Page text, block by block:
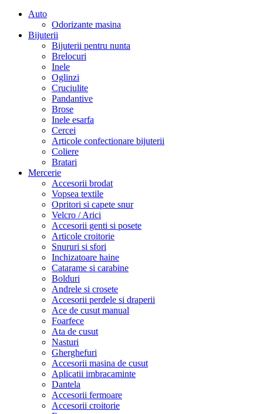
Auto
Odorizante masina
Bijuterii
Bijuterii pentru nunta
Brelocuri
Inele
Oglinzi
Cruciulite
Pandantive
Brose
Inele esarfa
Cercei
Articole confectionare bijuterii
Coliere
Bratari
Mercerie
Accesorii brodat
Vopsea textile
Opritori si capete snur
Velcro / Arici
Accesorii genti si posete
Articole croitorie
Snururi si sfori
Inchizatoare haine
Catarame si carabine
Bolduri
Andrele si crosete
Accesorii perdele si draperii
Ace de cusut manual
Foarfece
Ata de cusut
Nasturi
Gherghefuri
Accesorii masina de cusut
Aplicatii imbracaminte
Dantela
Accesorii fermoare
Accesorii croitorie